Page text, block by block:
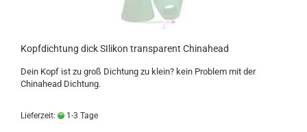
Kopfdichtung dick SIlikon transparent Chinahead
Dein Kopf ist zu groß Dichtung zu klein? kein Problem mit der
Chinahead Dichtung.
Lieferzeit: 1-3 Tage